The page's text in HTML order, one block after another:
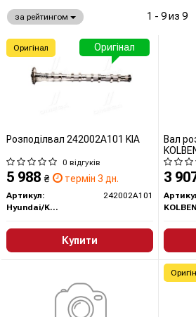
за рейтингом 1 - 9 из 9
Розподілвал 242002A101 KIA
0 відгуків
5 988 ₴ термін 3 дн.
Артикул:
242002A101
Hyundai/Kia/Mobis
Купити
Оригінал
Оригінал
Вал
3